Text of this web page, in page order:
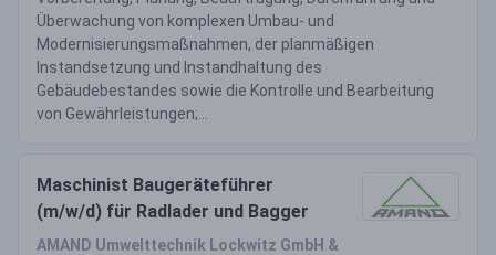
Überwachung von komplexen Umbau- und
Modernisierungsmaßnahmen, der planmäßigen
Instandsetzung und Instandhaltung des
Gebäudebestandes sowie die Kontrolle und Bearbeitung
von Gewährleistungen;...
Maschinist Baugeräteführer
(m/w/d) für Radlader und Bagger
AMAND Umwelttechnik Lockwitz GmbH &